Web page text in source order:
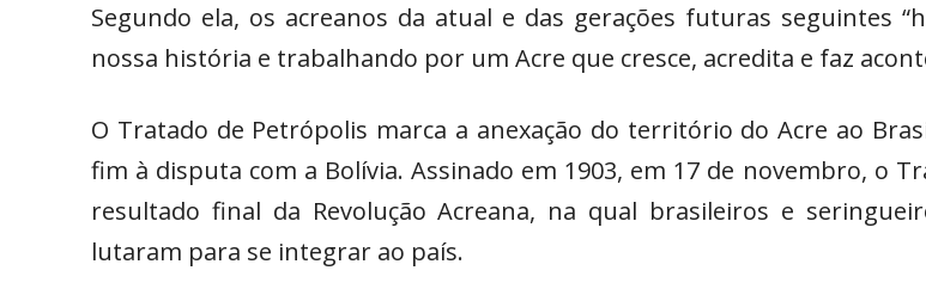
Segundo ela, os acreanos da atual e das gerações futuras seguintes
nossa história e trabalhando por um Acre que cresce, acredita e faz
O Tratado de Petrópolis marca a anexação do território do Acre ao
fim à disputa com a Bolívia. Assinado em 1903, em 17 de novembro, o
resultado final da Revolução Acreana, na qual brasileiros e
lutaram para se integrar ao país.